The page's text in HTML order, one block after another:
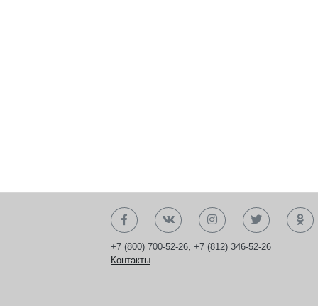
+7 (800) 700-52-26, +7 (812) 346-52-26
Контакты